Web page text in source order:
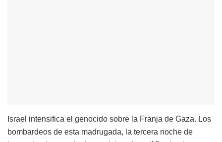
Israel intensifica el genocido sobre la Franja de Gaza. Los
bombardeos de esta madrugada, la tercera noche de